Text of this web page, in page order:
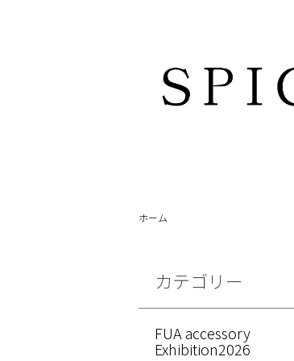
ホーム
カテゴリー
FUA accessory
Exhibition2026